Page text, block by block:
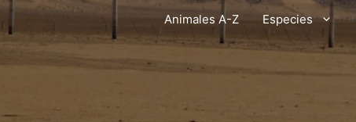
Animales A-Z Especies